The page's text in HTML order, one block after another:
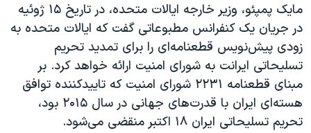
مایک پمپئو، وزیر خارجه ایالات متحده، در تاریخ ۱۵ ژوئیه
در جریان یک کنفرانس مطبوعاتی گفت که ایالات متحده به
زودی پیش‌نویس قطعنامه‌ای را برای تمدید تحریم
تسلیحاتی ایرانت به شورای امنیت ارائه خواهد کرد. بر
مبنای قطعنامه ۲۲۳۱ شورای امنیت که تاییدکننده توافق
هسته‌ای ایران با قدرت‌های جهانی در سال ۲۰۱۵ بود،
تحریم تسلیحاتی ایران ۱۸ اکتبر منقضی می‌شود.